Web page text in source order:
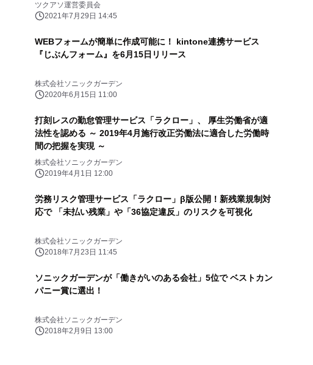
ツクアソ運営委員会
2021年7月29日 14:45
WEBフォームが簡単に作成可能に！ kintone連携サービス
『じぶんフォーム』を6月15日リリース
株式会社ソニックガーデン
2020年6月15日 11:00
打刻レスの勤怠管理サービス「ラクロー」、 厚生労働省が適
法性を認める ～ 2019年4月施行改正労働法に適合した労働時
間の把握を実現 ～
株式会社ソニックガーデン
2019年4月1日 12:00
労務リスク管理サービス「ラクロー」β版公開！新残業規制対
応で 「未払い残業」や「36協定違反」のリスクを可視化
株式会社ソニックガーデン
2018年7月23日 11:45
ソニックガーデンが「働きがいのある会社」5位で ベストカン
パニー賞に選出！
株式会社ソニックガーデン
2018年2月9日 13:00